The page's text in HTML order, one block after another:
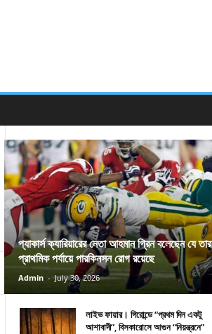
প্যাকার্স ক্যারিয়ারের নেতা আহমান গ্রিন বলেছেন যে তার
প্রাথমিক পর্যায়ে পারকিনসন রোগ রয়েছে
Admin - July 30, 2026
লাইভ ফায়ার। গিরোন্ডে “প্রথম দিন একটু
আশাবাদী”, বিসকারোসে আগুন “নিয়ন্ত্রনে”